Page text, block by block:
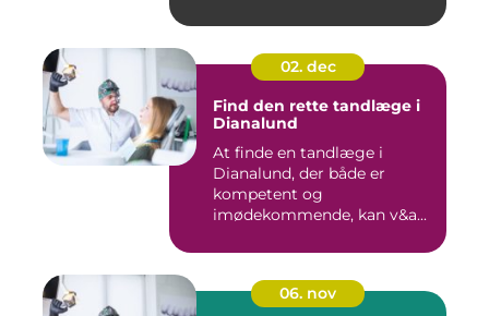
02. dec
Find den rette tandlæge i
Dianalund
At finde en tandlæge i
Dianalund, der både er
kompetent og
imødekommende, kan v&a...
06. nov